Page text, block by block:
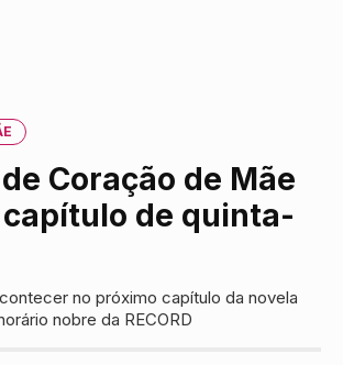
Coração de Mãe
de quinta-
no próximo capítulo da novela
nobre da RECORD